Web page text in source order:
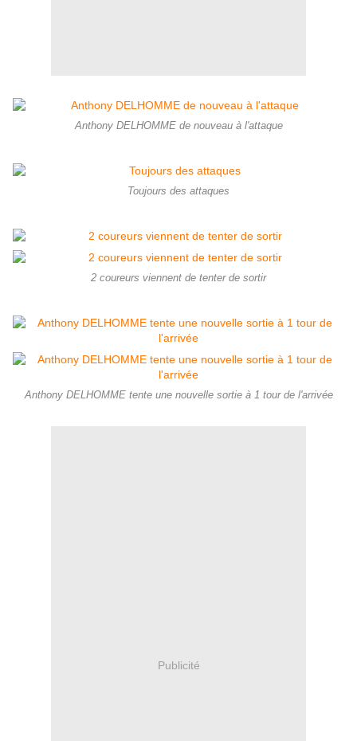
Anthony DELHOMME de nouveau à l'attaque
Toujours des attaques
2 coureurs viennent de tenter de sortir
Anthony DELHOMME tente une nouvelle sortie à 1 tour de l'arrivée
Publicité